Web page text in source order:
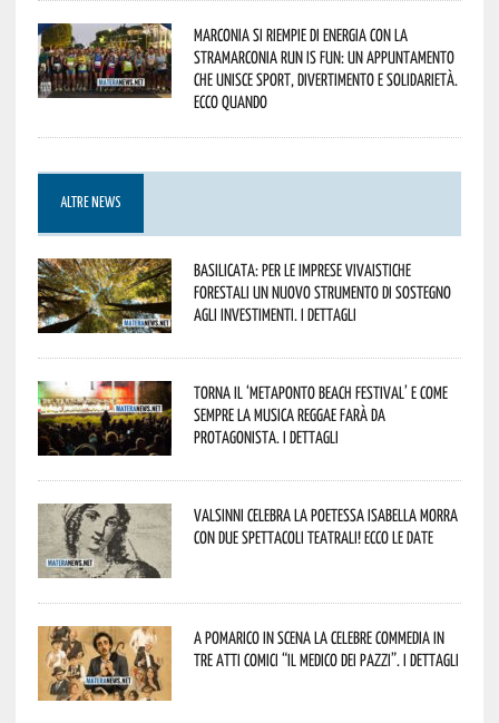
Marconia si riempie di energia con la
StraMarconia Run is Fun: un appuntamento
che unisce sport, divertimento e solidarietà.
Ecco quando
ALTRE NEWS
Basilicata: per le imprese vivaistiche
forestali un nuovo strumento di sostegno
agli investimenti. I dettagli
Torna il ‘Metaponto beach festival’ e come
sempre la musica reggae farà da
protagonista. I dettagli
Valsinni celebra la poetessa Isabella Morra
con due spettacoli teatrali! Ecco le date
A Pomarico in scena la celebre commedia in
tre atti comici “Il medico dei pazzi”. I dettagli